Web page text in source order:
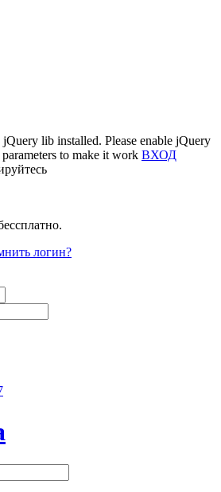
lib installed. Please enable jQuery
to make it work ВХОД
логин?